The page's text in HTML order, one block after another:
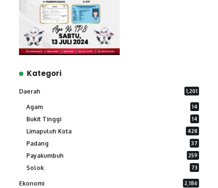
Kategori
Daerah 1,201
Agam 14
Bukit Tinggi 14
Limapuluh Kota 428
Padang 37
Payakumbuh 259
Solok 73
Ekonomi 2,186